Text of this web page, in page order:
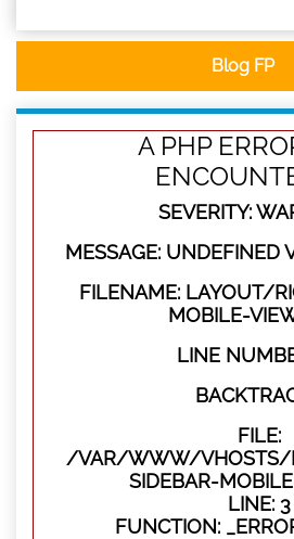
Blog FP
A PHP
SEVERITY:
MESSAGE: UNDEFINED
FILENAME: LAYOUT/
MOBILE-
LINE
FILE:
/VAR/WWW/VHOSTS/
SIDEBAR-
LINE: 3
FUNCTION: